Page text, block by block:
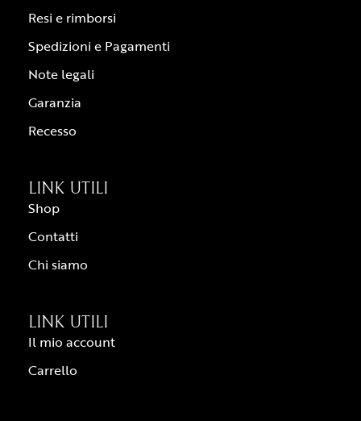
Resi e rimborsi
Spedizioni e Pagamenti
Note legali
Garanzia
Recesso
LINK UTILI
Shop
Contatti
Chi siamo
LINK UTILI
Il mio account
Carrello